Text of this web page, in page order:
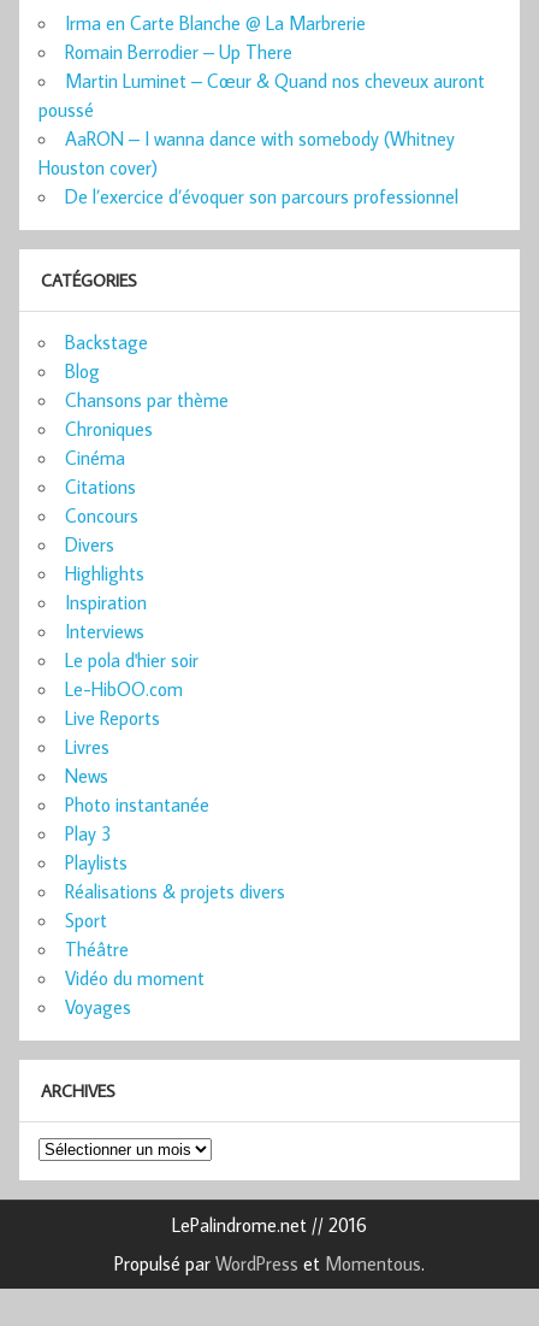
Irma en Carte Blanche @ La Marbrerie
Romain Berrodier – Up There
Martin Luminet – Cœur & Quand nos cheveux auront
poussé
AaRON – I wanna dance with somebody (Whitney
Houston cover)
De l’exercice d’évoquer son parcours professionnel
CATÉGORIES
Backstage
Blog
Chansons par thème
Chroniques
Cinéma
Citations
Concours
Divers
Highlights
Inspiration
Interviews
Le pola d'hier soir
Le-HibOO.com
Live Reports
Livres
News
Photo instantanée
Play 3
Playlists
Réalisations & projets divers
Sport
Théâtre
Vidéo du moment
Voyages
ARCHIVES
Archives
LePalindrome.net // 2016
Propulsé par WordPress et Momentous.